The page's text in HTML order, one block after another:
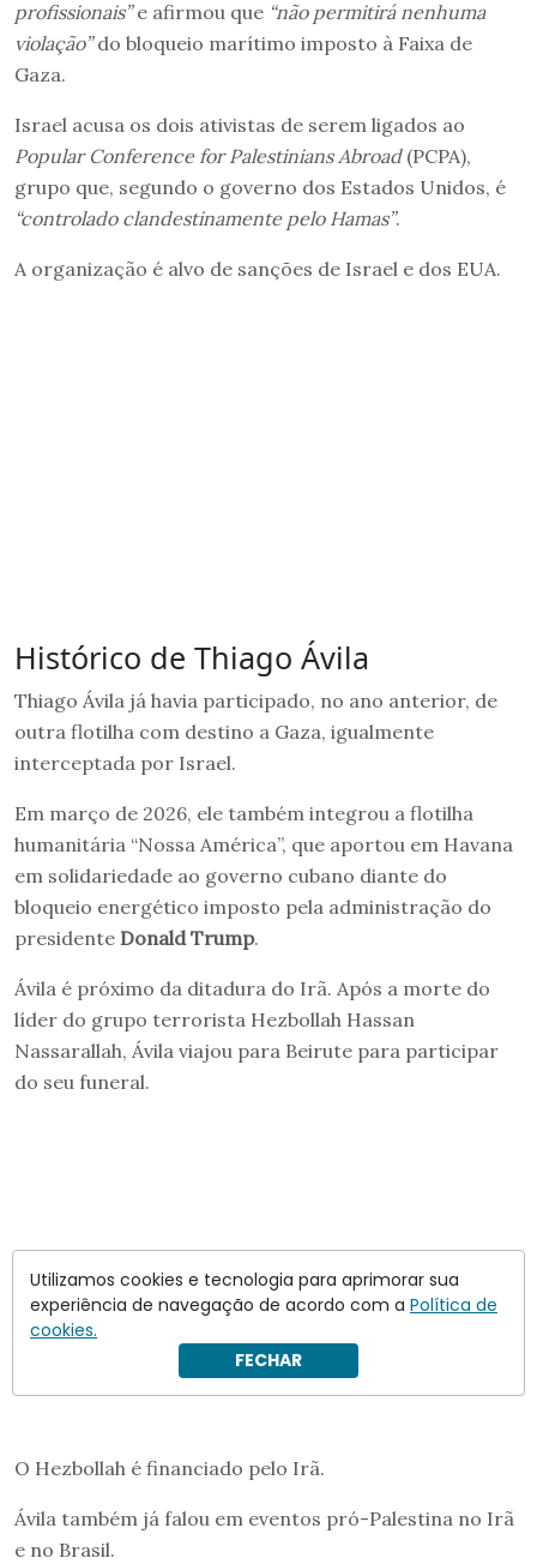
profissionais”e afirmou que “não permitirá nenhuma
violação”do bloqueio marítimo imposto à Faixa de
Gaza.
Israel acusa os dois ativistas de serem ligados ao
Popular Conference for Palestinians Abroad(PCPA),
grupo que, segundo o governo dos Estados Unidos, é
“controlado clandestinamente pelo Hamas”.
A organização é alvo de sanções de Israel e dos EUA.
Histórico de Thiago Ávila
Thiago Ávila já havia participado, no ano anterior, de
outra flotilha com destino a Gaza, igualmente
interceptada por Israel.
Em março de 2026, ele também integrou a flotilha
humanitária “Nossa América”, que aportou em Havana
em solidariedade ao governo cubano diante do
bloqueio energético imposto pela administração do
presidente Donald Trump.
Ávila é próximo da ditadura do Irã. Após a morte do
líder do grupo terrorista Hezbollah Hassan
Nassarallah, Ávila viajou para Beirute para participar
do seu funeral.
O Hezbollah é financiado pelo Irã.
Ávila também já falou em eventos pró-Palestina no Irã
e no Brasil.
Utilizamos cookies e tecnologia para aprimorar sua
experiência de navegação de acordo com a Política de
cookies.
FECHAR